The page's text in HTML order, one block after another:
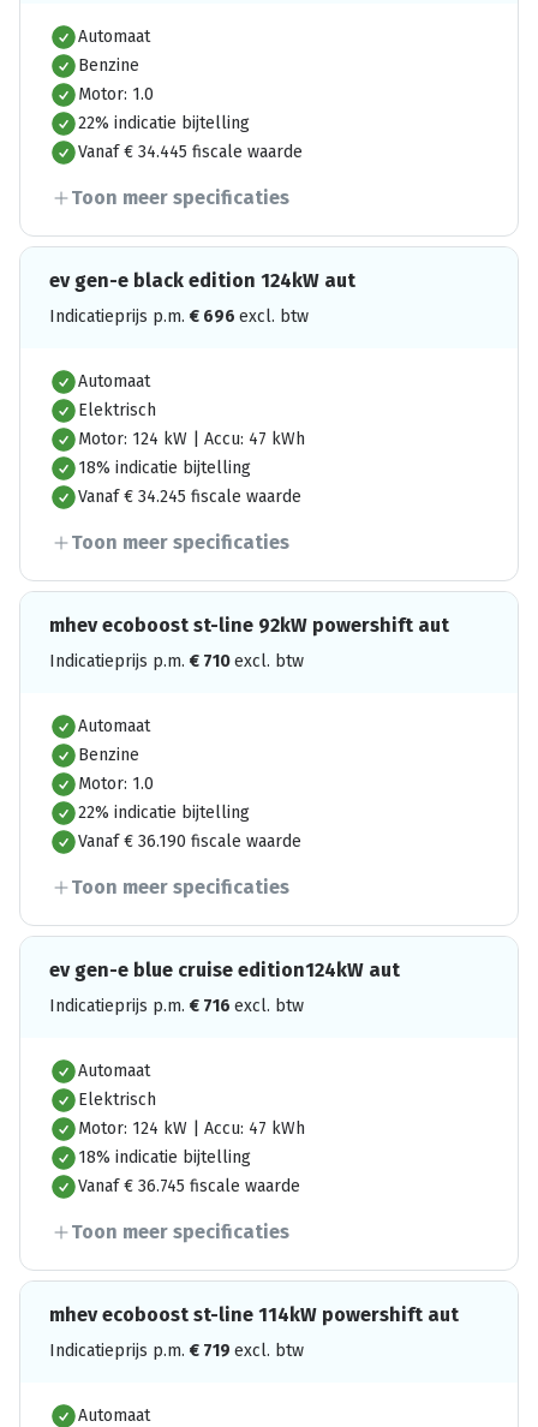
Automaat
Benzine
Motor: 1.0
22% indicatie bijtelling
Vanaf € 34.445 fiscale waarde
Toon meer specificaties
ev gen-e black edition 124kW aut
Indicatieprijs p.m. € 696 excl. btw
Automaat
Elektrisch
Motor: 124 kW | Accu: 47 kWh
18% indicatie bijtelling
Vanaf € 34.245 fiscale waarde
Toon meer specificaties
mhev ecoboost st-line 92kW powershift aut
Indicatieprijs p.m. € 710excl. btw
Automaat
Benzine
Motor: 1.0
22% indicatie bijtelling
Vanaf € 36.190 fiscale waarde
Toon meer specificaties
ev gen-e blue cruise edition124kW aut
Indicatieprijs p.m. € 716 excl. btw
Automaat
Elektrisch
Motor: 124 kW | Accu: 47 kWh
18% indicatie bijtelling
Vanaf € 36.745 fiscale waarde
Toon meer specificaties
mhev ecoboost st-line 114kW powershift aut
Indicatieprijs p.m. € 719 excl. btw
Automaat